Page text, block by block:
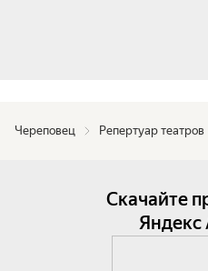
Череповец Репертуар театров
Скачайте